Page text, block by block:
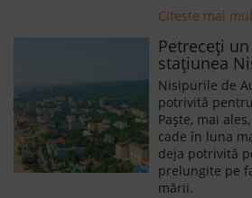
Citeste mai
Petreceți
stațiunea
Nisipurile de
potrivită
Paște, mai
cade în luna
deja potrivită
prelungite pe
mării.